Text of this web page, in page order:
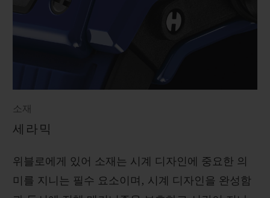
소재
세라믹
위블로에게 있어 소재는 시계 디자인에 중요한 의
미를 지니는 필수 요소이며, 시계 디자인을 완성함